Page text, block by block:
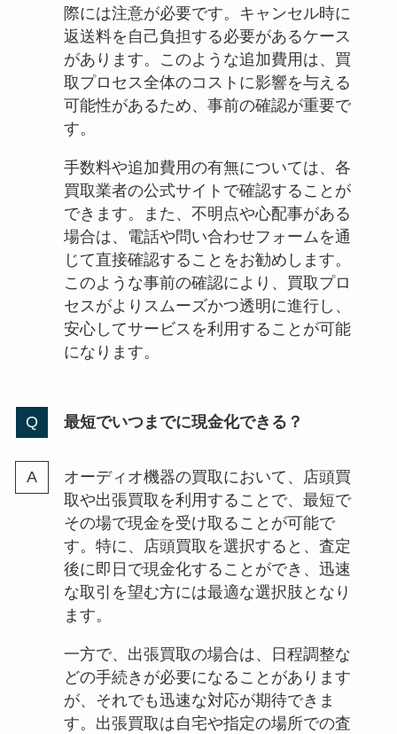
際には注意が必要です。キャンセル時に
返送料を自己負担する必要があるケース
があります。このような追加費用は、買
取プロセス全体のコストに影響を与える
可能性があるため、事前の確認が重要で
す。
手数料や追加費用の有無については、各
買取業者の公式サイトで確認することが
できます。また、不明点や心配事がある
場合は、電話や問い合わせフォームを通
じて直接確認することをお勧めします。
このような事前の確認により、買取プロ
セスがよりスムーズかつ透明に進行し、
安心してサービスを利用することが可能
になります。
最短でいつまでに現金化できる？
オーディオ機器の買取において、店頭買
取や出張買取を利用することで、最短で
その場で現金を受け取ることが可能で
す。特に、店頭買取を選択すると、査定
後に即日で現金化することができ、迅速
な取引を望む方には最適な選択肢となり
ます。
一方で、出張買取の場合は、日程調整な
どの手続きが必要になることがあります
が、それでも迅速な対応が期待できま
す。出張買取は自宅や指定の場所での査